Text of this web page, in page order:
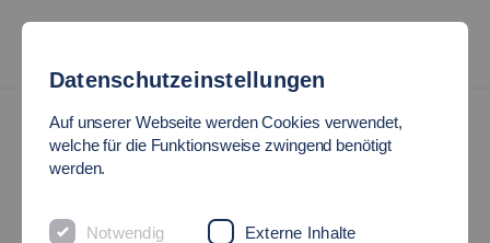
ALLGEMEINE
INFORMATIONEN
Datenschutzeinstellungen
Auf unserer Webseite werden Cookies verwendet,
welche für die Funktionsweise zwingend benötigt
werden.
Notwendig Externe Inhalte